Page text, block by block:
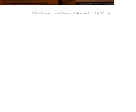
«عكاظ» (جدة) okaz_online@